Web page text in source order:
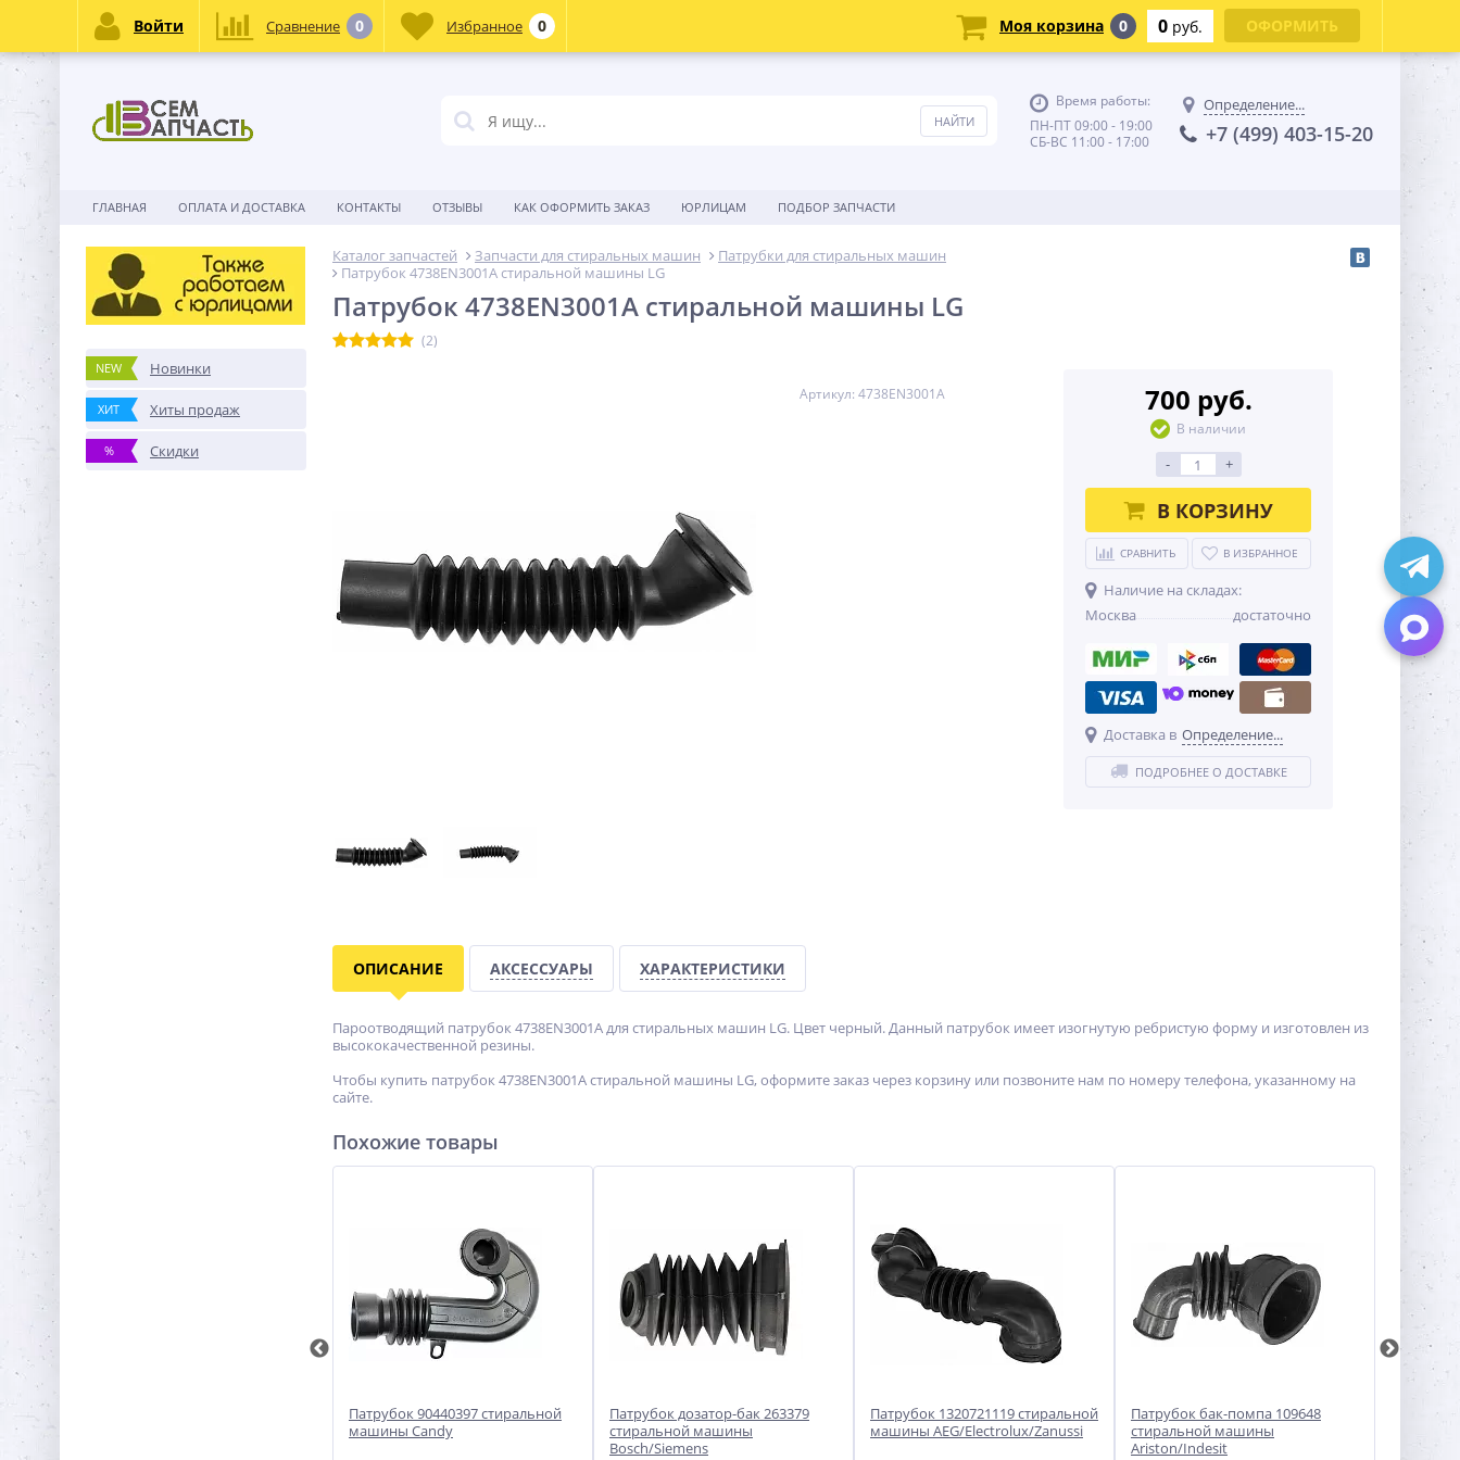
Время работы:
ПН-ПТ 09:00 - 19:00
СБ-ВС 11:00 - 17:00
Определение...
+7 (499) 403-15-20
ГЛАВНАЯ ОПЛАТА И ДОСТАВКА КОНТАКТЫ ОТЗЫВЫ КАК ОФОРМИТЬ ЗАКАЗ ЮРЛИЦАМ ПОДБОР ЗАПЧАСТИ
NEW Новинки
ХИТ Хиты продаж
% Скидки
Каталог запчастей Запчасти для стиральных машин
Патрубки для стиральных машин
Патрубок 4738EN3001A стиральной машины LG
Патрубок 4738EN3001A стиральной машины LG
(2)
Артикул: 4738EN3001A 700 руб.
В наличии
- +
В КОРЗИНУ
СРАВНИТЬ В ИЗБРАННОЕ
Наличие на складах:
Москва
достаточно
Доставка в Определение...
ПОДРОБНЕЕ О ДОСТАВКЕ
ОПИСАНИЕ АКСЕССУАРЫ ХАРАКТЕРИСТИКИ
Пароотводящий патрубок 4738EN3001A для стиральных машин LG. Цвет черный. Данный патрубок имеет изогнутую ребристую форму и изготовлен из
высококачественной резины.
Чтобы купить патрубок 4738EN3001A стиральной машины LG, оформите заказ через корзину или позвоните нам по номеру телефона, указанному на
сайте.
Похожие товары
Патрубок 90440397 стиральной
машины Candy
Патрубок дозатор-бак 263379
стиральной машины
Bosch/Siemens
Патрубок 1320721119 стиральной
машины AEG/Electrolux/Zanussi
Патрубок бак-помпа 109648
стиральной машины
Ariston/Indesit
Войти Сравнение 0 Избранное 0 Моя корзина 0 0 руб. ОФОРМИТЬ